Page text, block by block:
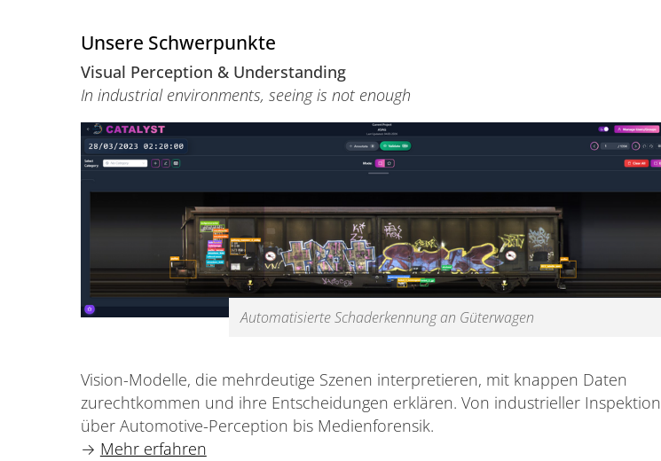
Unsere Schwerpunkte
Visual Perception & Understanding
In industrial environments, seeing is not enough
Automatisierte Schaderkennung an Güterwagen
Vision-Modelle, die mehrdeutige Szenen interpretieren, mit knappen Daten
zurechtkommen und ihre Entscheidungen erklären. Von industrieller Inspektion
über Automotive-Perception bis Medienforensik.
→ Mehr erfahren